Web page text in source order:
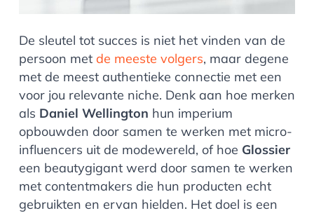
De sleutel tot succes is niet het vinden van de
persoon met de meeste volgers, maar degene
met de meest authentieke connectie met een
voor jou relevante niche. Denk aan hoe merken
als Daniel Wellington hun imperium
opbouwden door samen te werken met micro-
influencers uit de modewereld, of hoe Glossier
een beautygigant werd door samen te werken
met contentmakers die hun producten echt
gebruikten en ervan hielden. Het doel is een